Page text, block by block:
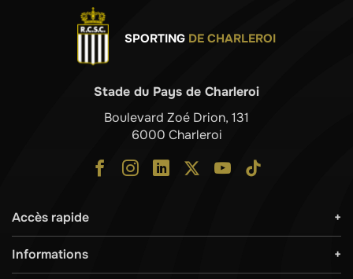
SPORTING DE CHARLEROI
Stade du Pays de Charleroi
Boulevard Zoé Drion, 131
6000 Charleroi
Accès rapide
Informations